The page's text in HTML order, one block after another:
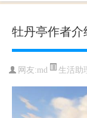
牡丹亭作者介
网友:md 生活助